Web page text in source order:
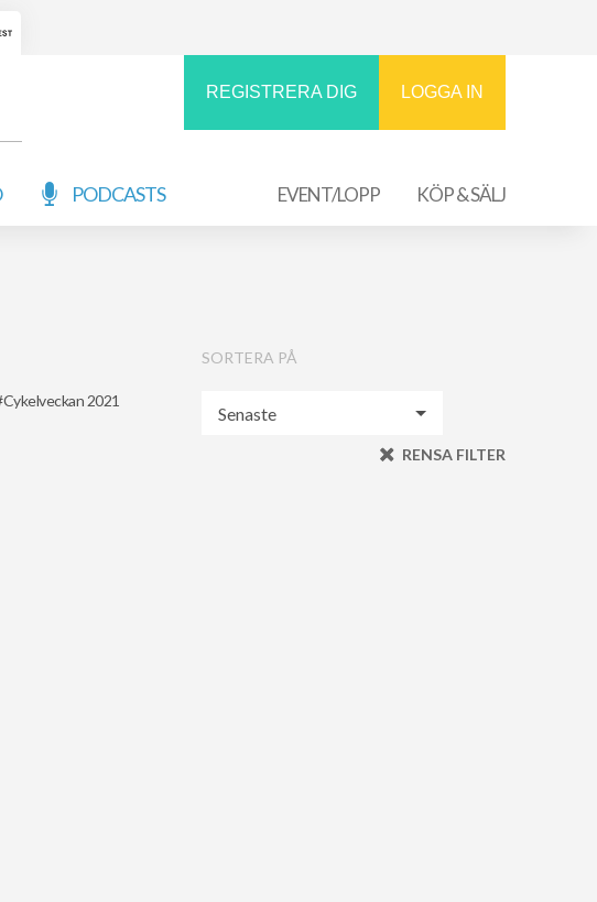
REGISTRERA DIG LOGGA IN
PODCASTS EVENT/LOPP KÖP & SÄLJ
Cykelveckan 2021
SORTERA PÅ
RENSA FILTER